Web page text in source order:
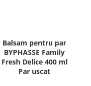
Balsam pentru par
BYPHASSE Family
Fresh Delice 400 ml
Par uscat